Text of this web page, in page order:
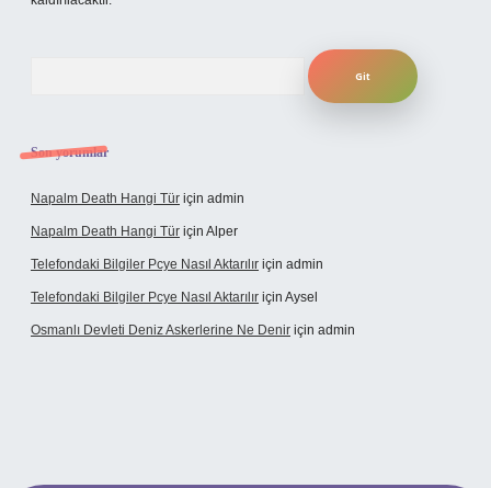
Son yorumlar
Napalm Death Hangi Tür için admin
Napalm Death Hangi Tür için Alper
Telefondaki Bilgiler Pcye Nasıl Aktarılır için admin
Telefondaki Bilgiler Pcye Nasıl Aktarılır için Aysel
Osmanlı Devleti Deniz Askerlerine Ne Denir için admin